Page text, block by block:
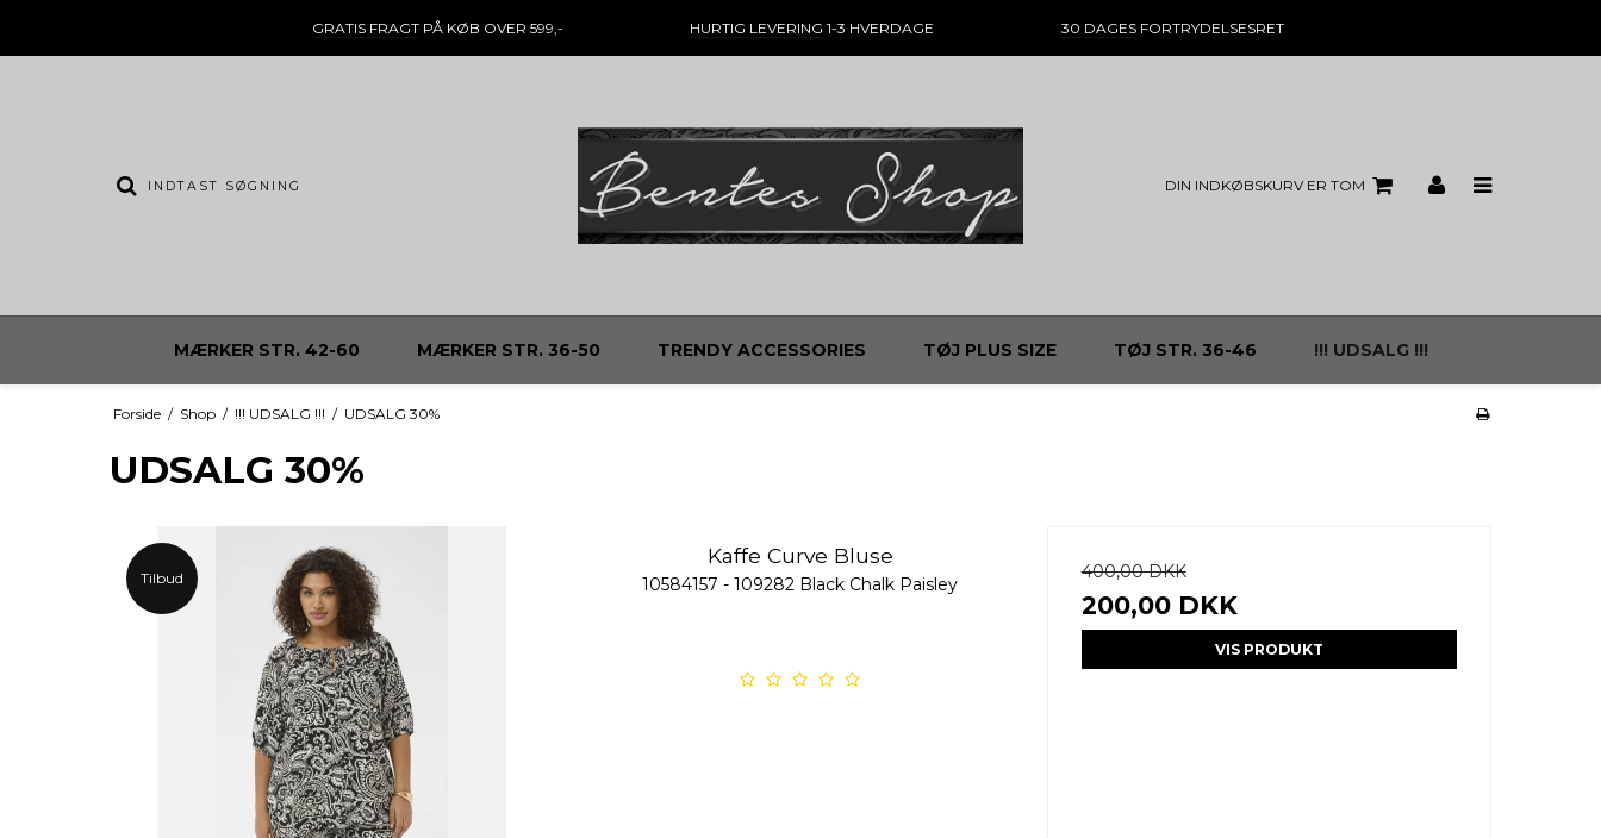
GRATIS FRAGTPÅ KØB OVER 599,- HURTIG LEVERING 1-3 HVERDAGE 30 DAGESFORTRYDELSESRET
DIN INDKØBSKURV ER TOM
MÆRKER STR. 42-60 MÆRKER STR. 36-50 TRENDY ACCESSORIES TØJ PLUS SIZE TØJ STR. 36-46 !!! UDSALG !!!
Forside / Shop / !!! UDSALG !!! / UDSALG 30%
UDSALG 30%
Tilbud
Kaffe Curve Bluse
10584157 - 109282 Black Chalk Paisley
400,00 DKK
200,00 DKK
VIS PRODUKT